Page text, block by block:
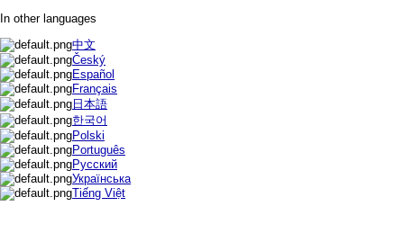
In other languages
中文
Český
Español
Français
日本語
한국어
Polski
Português
Русский
Українська
Tiếng Việt